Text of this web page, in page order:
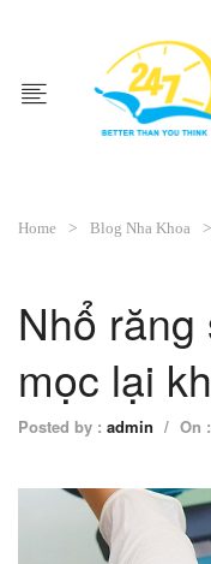
Home Blog Nha Khoa
Nhổ
mọc lại
Posted by : admin / On :